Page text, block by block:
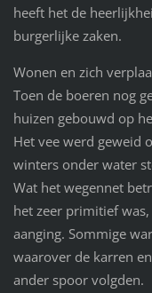
heeft het de
burgerlijke zaken.
Wonen en zich
Toen de boeren nog
huizen gebouwd op
Het vee werd geweid
winters onder water
Wat het wegennet
het zeer primitief
aanging. Sommige
waarover de karren
ander spoor volgden.